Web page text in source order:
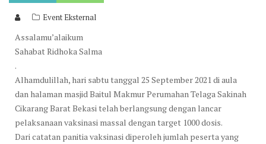
Event Eksternal
Assalamu’alaikum
Sahabat Ridhoka Salma
.
Alhamdulillah, hari sabtu tanggal 25 September 2021 di aula
dan halaman masjid Baitul Makmur Perumahan Telaga Sakinah
Cikarang Barat Bekasi telah berlangsung dengan lancar
pelaksanaan vaksinasi massal dengan target 1000 dosis.
Dari catatan panitia vaksinasi diperoleh jumlah peserta yang